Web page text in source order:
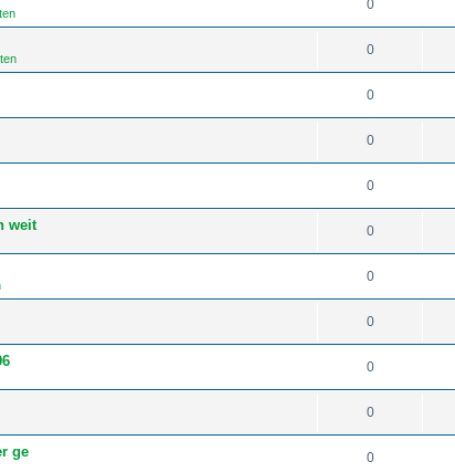
0
0
0
0
0
weit 0
0
0
0
0
ge 0